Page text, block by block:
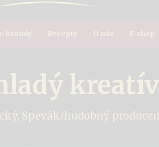
brandy Recepty O nás E-shop
, Spevák/hudobný